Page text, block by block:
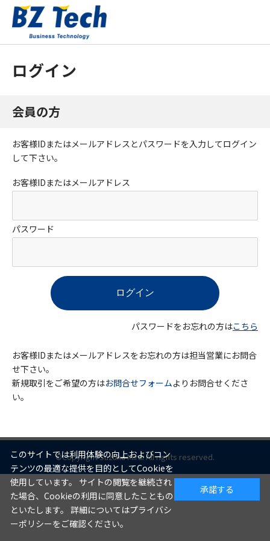
ログイン
会員の方
お客様IDまたはメールアドレスとパスワードを入力してログイン
して下さい。
お客様IDまたはメールアドレス
パスワード
パスワードをお忘れの方はこちら
お客様IDまたはメールアドレスをお忘れの方は担当営業にお問合
せ下さい。
新規取引をご希望の方はお問合せフォームよりお問合せくださ
い。
©Copyright Suzuka Mirai All rights reserved.
このサイトでは利用体験の向上およびコン
テンツの最適な提供を目的としてCookieを
使用しています。 サイトの閲覧を継続され
た場合、Cookieの利用に同意したこともの
といたします。 詳細についてはプライバシ
ーポリシーをご確認ください。
承諾する